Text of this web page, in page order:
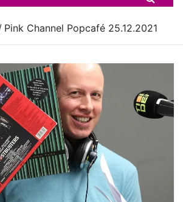
Pink Channel Popcafé 25.12.2021